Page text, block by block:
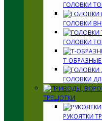
ГОЛОВКИ
ГОЛОВКИ
ГОЛОВКИ
Т-
ГОЛОВКИ
ТРЕЩОТКИ
РУКОЯТКИ